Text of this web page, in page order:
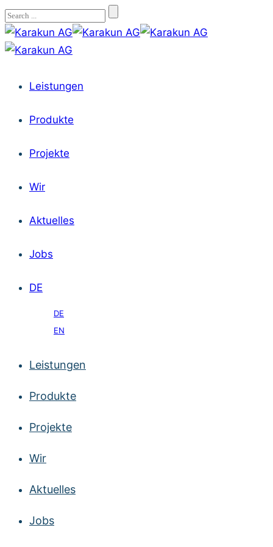
Leistungen
Produkte
Projekte
Wir
Aktuelles
Jobs
DE
DE
EN
Leistungen
Produkte
Projekte
Wir
Aktuelles
Jobs